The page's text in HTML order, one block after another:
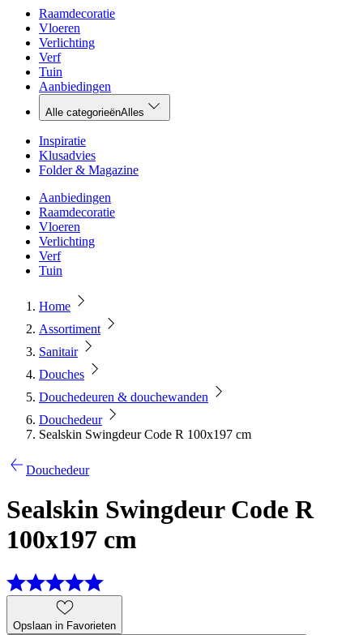
Raamdecoratie
Vloeren
Verlichting
Verf
Tuin
Aanbiedingen
Alle categorieënAlles
Inspiratie
Klusadvies
Folder & Magazine
Aanbiedingen
Raamdecoratie
Vloeren
Verlichting
Verf
Tuin
Home
Assortiment
Sanitair
Douches
Douchedeuren & douchewanden
Douchedeur
Sealskin Swingdeur Code R 100x197 cm
Douchedeur
Sealskin Swingdeur Code R
100x197 cm
Opslaan in Favorieten